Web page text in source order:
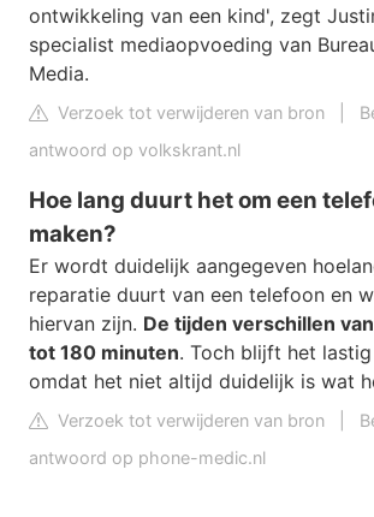
ontwikkeling van een kind', zegt
specialist mediaopvoeding van
Media.
Verzoek tot verwijderen van bron
antwoord op volkskrant.nl
Hoe lang duurt het om een
maken?
Er wordt duidelijk aangegeven
reparatie duurt van een telefoon en
hiervan zijn. De tijden verschillen
tot 180 minuten. Toch blijft het
omdat het niet altijd duidelijk is wat
Verzoek tot verwijderen van bron
antwoord op phone-medic.nl